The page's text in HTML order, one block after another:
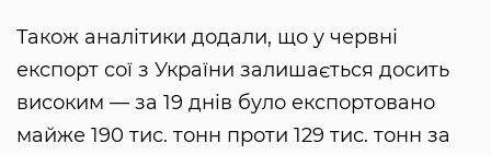
Також аналітики додали, що у червні
експорт сої з України залишається досить
високим — за 19 днів було експортовано
майже 190 тис. тонн проти 129 тис. тонн за